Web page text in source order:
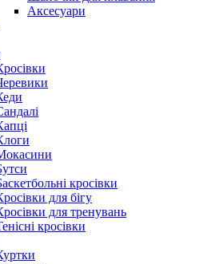
Аксесуари
кросівки
для бігу
для тренувань
кросівки